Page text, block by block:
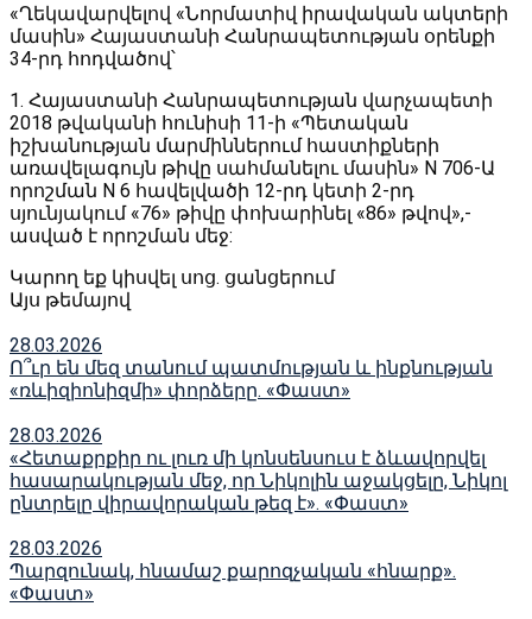
«Ղեկավարվելով «Նորմատիվ իրավական ակտերի
մասին» Հայաստանի Հանրապետության օրենքի
34-րդ հոդվածով՝
1. Հայաստանի Հանրապետության վարչապետի
2018 թվականի հունիսի 11-ի «Պետական
իշխանության մարմիններում հաստիքների
առավելագույն թիվը սահմանելու մասին» N 706-Ա
որոշման N 6 հավելվածի 12-րդ կետի 2-րդ
սյունյակում «76» թիվը փոխարինել «86» թվով»,-
ասված է որոշման մեջ:
Կարող եք կիսվել սոց․ ցանցերում
Այս թեմայով
28.03.2026
Ո՞ւր են մեզ տանում պատմության և ինքնության
«ռևիզիոնիզմի» փորձերը. «Փաստ»
28.03.2026
«Հետաքրքիր ու լուռ մի կոնսենսուս է ձևավորվել
հասարակության մեջ, որ Նիկոլին աջակցելը, Նիկոլ
ընտրելը վիրավորական թեզ է». «Փաստ»
28.03.2026
Պարզունակ, հնամաշ քարոզչական «հնարք».
«Փաստ»